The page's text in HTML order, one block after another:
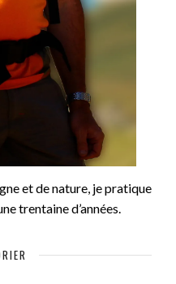
et de nature, je pratique
trentaine d’années.